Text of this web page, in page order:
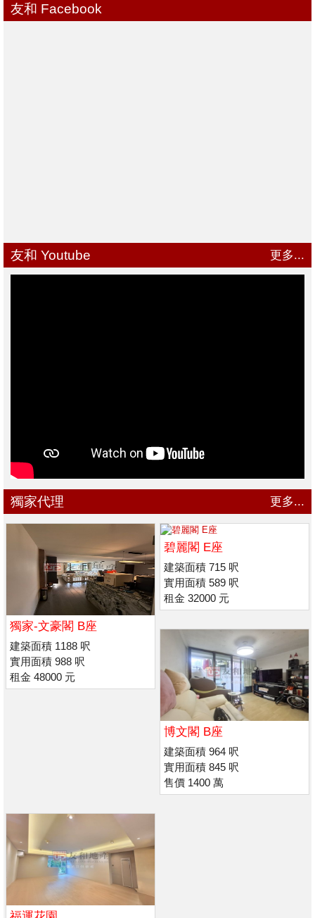
友和 Facebook
友和 Youtube 更多...
獨家代理 更多...
獨家-文豪閣 B座
建築面積 1188 呎
實用面積 988 呎
租金 48000 元
碧麗閣 E座
建築面積 715 呎
實用面積 589 呎
租金 32000 元
博文閣 B座
建築面積 964 呎
實用面積 845 呎
售價 1400 萬